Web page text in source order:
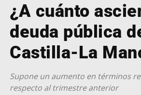
¿A cuánto
deuda pública
Castilla-La
Supone un aumento en términos
respecto al trimestre anterior